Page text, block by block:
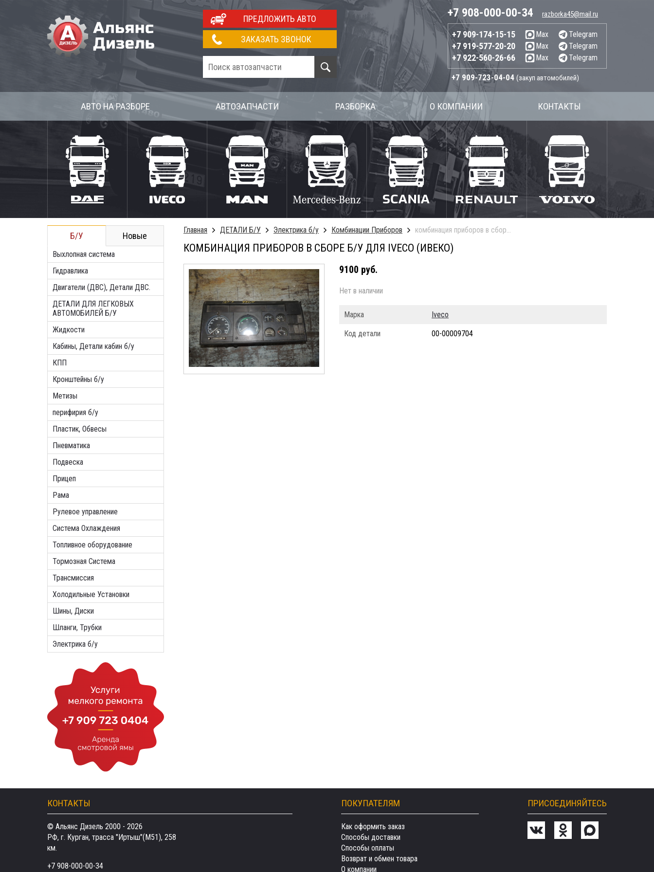
ПРЕДЛОЖИТЬ АВТО
ЗАКАЗАТЬ ЗВОНОК
+7 908-000-00-34 razborka45@mail.ru
+7 909-174-15-15 Max Telegram
+7 919-577-20-20 Max Telegram
+7 922-560-26-66 Max Telegram
+7 909-723-04-04 (закуп автомобилей)
АВТО НА РАЗБОРЕ АВТОЗАПЧАСТИ РАЗБОРКА О КОМПАНИИ КОНТАКТЫ
Б/У Новые
Выхлопная система
Гидравлика
Двигатели (ДВС), Детали ДВС.
ДЕТАЛИ ДЛЯ ЛЕГКОВЫХ
АВТОМОБИЛЕЙ Б/У
Жидкости
Кабины, Детали кабин б/у
КПП
Кронштейны б/у
Метизы
перифирия б/у
Пластик, Обвесы
Пневматика
Подвеска
Прицеп
Рама
Рулевое управление
Система Охлаждения
Топливное оборудование
Тормозная Система
Трансмиссия
Холодильные Установки
Шины, Диски
Шланги, Трубки
Электрика б/у
Главная ДЕТАЛИ Б/У Электрика б/у Комбинации Приборов комбинация приборов в сборе б/у
КОМБИНАЦИЯ ПРИБОРОВ В СБОРЕ Б/У ДЛЯ IVECO (ИВЕКО)
9100 руб.
Нет в наличии
Марка Iveco
Код детали 00-00009704
КОНТАКТЫ
© Альянс Дизель 2000 - 2026
РФ, г. Курган, трасса "Иртыш"(М51), 258
км.
+7 908-000-00-34
ПОКУПАТЕЛЯМ
Как оформить заказ
Способы доставки
Способы оплаты
Возврат и обмен товара
О компании
ПРИСОЕДИНЯЙТЕСЬ